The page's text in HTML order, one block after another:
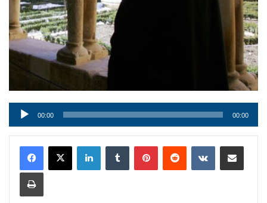
Audio
Player
00:00 00:00